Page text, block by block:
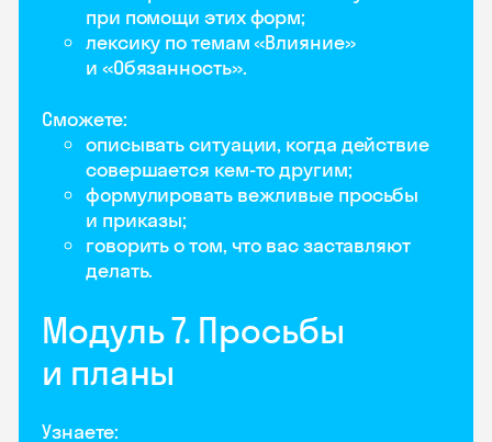
при помощи этих форм;
лексику по темам «Влияние»
и «Обязанность».
Сможете:
описывать ситуации, когда действие
совершается кем-то другим;
формулировать вежливые просьбы
и приказы;
говорить о том, что вас заставляют
делать.
Модуль 7. Просьбы
и планы
Узнаете: